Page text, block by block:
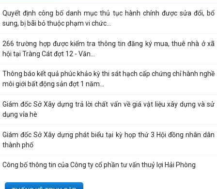
Quyết định công bố danh mục thủ tục hành chính được sửa đổi, bổ
sung, bị bãi bỏ thuộc phạm vi chức...
266 trường hợp được kiểm tra thông tin đăng ký mua, thuê nhà ở xã
hội tại Tràng Cát đợt 12 - Văn...
Thông báo kết quả phúc khảo kỳ thi sát hạch cấp chứng chỉ hành nghề
môi giới bất động sản đợt 1 năm...
Giám đốc Sở Xây dựng trả lời chất vấn về giá vật liệu xây dựng và sử
dụng vỉa hè
Giám đốc Sở Xây dựng phát biểu tại kỳ họp thứ 3 Hội đồng nhân dân
thành phố
Công bố thông tin của Công ty cổ phần tư vấn thuỷ lợi Hải Phòng
Quyết định công bố thủ tục hành chính nội bộ được sửa đổi, bổ sung